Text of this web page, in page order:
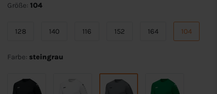
Größe: 104
128 140 116 152 164 104
Farbe: steingrau